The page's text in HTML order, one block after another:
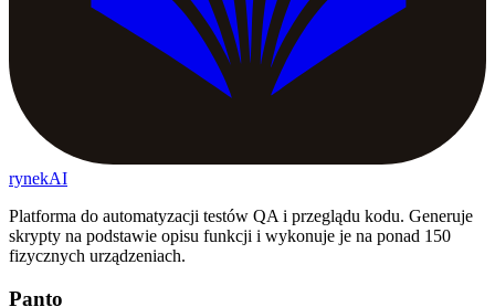
rynekAI
Platforma do automatyzacji testów QA i przeglądu kodu. Generuje
skrypty na podstawie opisu funkcji i wykonuje je na ponad 150
fizycznych urządzeniach.
Panto